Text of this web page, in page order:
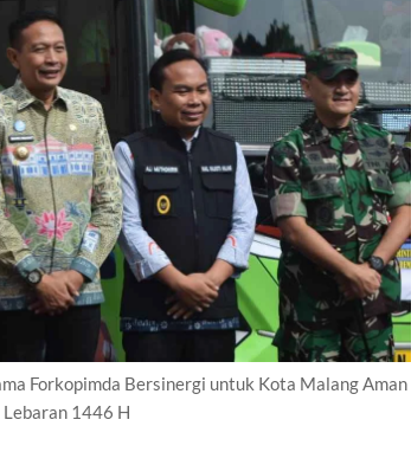
Forkopimda Bersinergi untuk Kota Malang Aman
Lebaran 1446 H